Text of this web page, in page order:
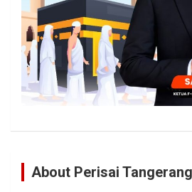
About Perisai Tangerang